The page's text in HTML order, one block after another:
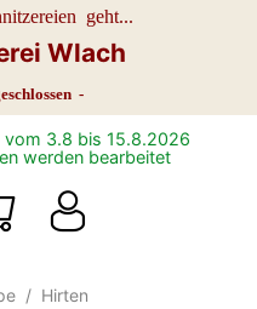
geht...
Wlach
-
vom 3.8 bis 15.8.2026
werden bearbeitet
Hirten